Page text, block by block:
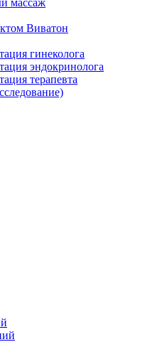
массаж
Виватон
гинеколога
эндокринолога
терапевта